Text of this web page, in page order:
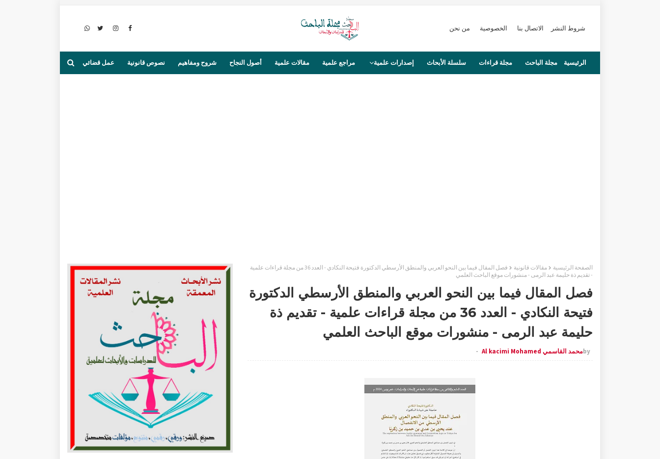
شروط النشر الاتصال بنا الخصوصية من نحن
الرئيسية مجلة الباحث مجلة قراءات سلسلة الأبحاث إصدارات علمية مراجع علمية مقالات علمية أصول النجاح شروح ومفاهيم نصوص قانونية عمل قضائي
الصفحة الرئيسية مقالات قانونية
فصل المقال فيما بين النحو العربي والمنطق الأرسطي الدكتورة فتيحة النكادي - العدد 36 من مجلة قراءات علمية
- تقديم ذة حليمة عبد الرمى - منشورات موقع الباحث العلمي
فصل المقال فيما بين النحو العربي والمنطق الأرسطي الدكتورة
فتيحة النكادي - العدد 36 من مجلة قراءات علمية - تقديم ذة
حليمة عبد الرمى - منشورات موقع الباحث العلمي
byمحمد القاسمي Al kacimi Mohamed